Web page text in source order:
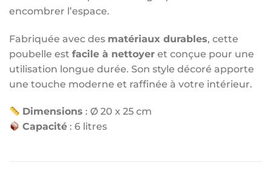
encombrer l’espace.
Fabriquée avec des matériaux durables, cette
poubelle est facile à nettoyer et conçue pour une
utilisation longue durée. Son style décoré apporte
une touche moderne et raffinée à votre intérieur.
Dimensions : Ø 20 x 25 cm
Capacité : 6 litres